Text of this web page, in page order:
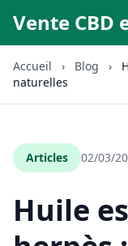
Vente CBD
Accueil › Blog ›
naturelles
Articles 02/03/
Huile